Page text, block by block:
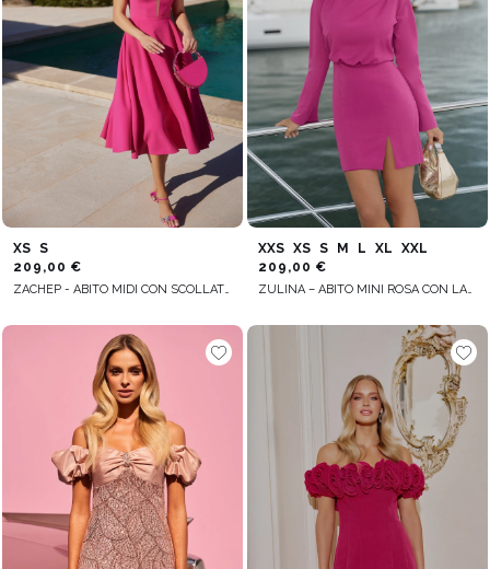
XS S
209,00 €
ZACHEP - ABITO MIDI CON SCOLLATURA ALL'AMERICANA DI GRANDE EFFETTO
XXS XS S M L XL
XXL
209,00 €
ZULINA – ABITO MINI ROSA CON LACCIO AL COLLO